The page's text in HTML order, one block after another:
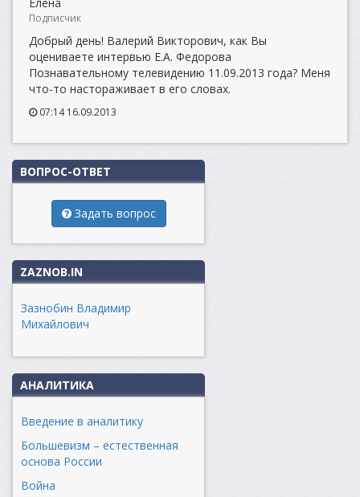
Подписчик
Добрый день! Валерий Викторович, как Вы
оцениваете интервью Е.А. Федорова
Познавательному телевидению 11.09.2013 года? Меня
что-то настораживает в его словах.
07:14 16.09.2013
ВОПРОС-ОТВЕТ
Задать вопрос
ZAZNOB.IN
Зазнобин Владимир
Михайлович
АНАЛИТИКА
Введение в аналитику
Большевизм – естественная
основа России
Война